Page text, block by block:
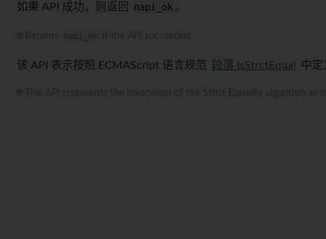
如果 API 成功，则返回 napi_ok 。
该 API 表示按照 ECMAScript 语言规范 段落 IsStrctEqual 中定